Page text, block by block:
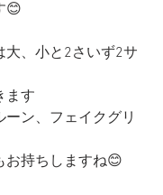
😊
大、小と2さいず2サ
ます
ン、フェイクグリ
お持ちしますね😊